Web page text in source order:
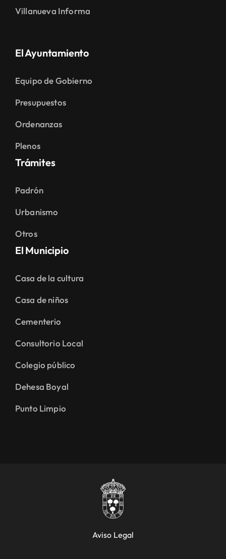
Villanueva Informa
El Ayuntamiento
Equipo de Gobierno
Presupuestos
Ordenanzas
Plenos
Trámites
Padrón
Urbanismo
Otros
El Municipio
Casa de la cultura
Casa de niños
Cementerio
Consultorio Local
Colegio público
Dehesa Boyal
Punto Limpio
Aviso Legal